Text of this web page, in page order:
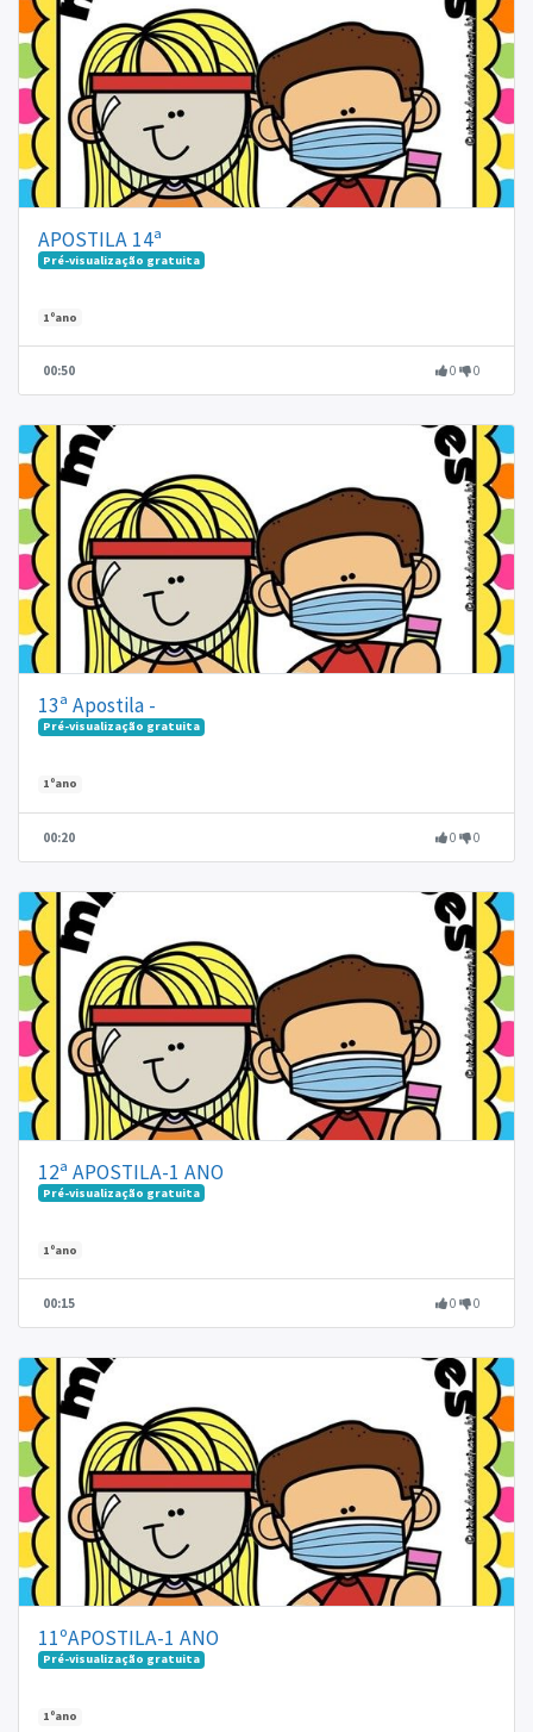
APOSTILA 14ª
Pré-visualização gratuita
1ºano
00:50 0 0
13ª Apostila -
Pré-visualização gratuita
1ºano
00:20 0 0
12ª APOSTILA-1 ANO
Pré-visualização gratuita
1ºano
00:15 0 0
11ºAPOSTILA-1 ANO
Pré-visualização gratuita
1ºano